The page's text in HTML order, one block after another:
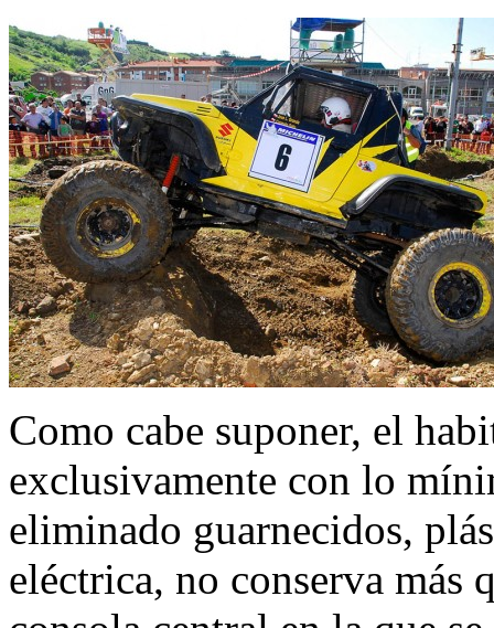
Como cabe suponer, el
exclusivamente con lo
eliminado guarnecidos,
eléctrica, no conserva más